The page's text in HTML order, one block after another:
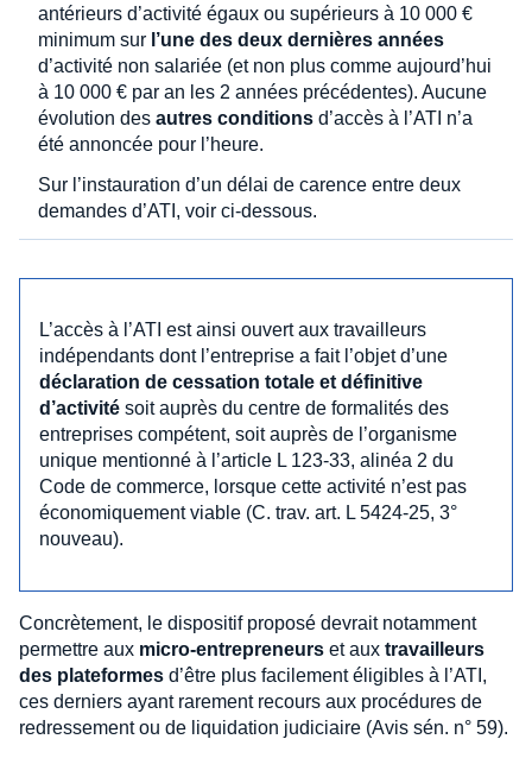
antérieurs d’activité égaux ou supérieurs à 10 000 €
minimum sur l’une des deux dernières années
d’activité non salariée (et non plus comme aujourd’hui
à 10 000 € par an les 2 années précédentes). Aucune
évolution des autres conditions d’accès à l’ATI n’a
été annoncée pour l’heure.
Sur l’instauration d’un délai de carence entre deux
demandes d’ATI, voir ci-dessous.
L’accès à l’ATI est ainsi ouvert aux travailleurs
indépendants dont l’entreprise a fait l’objet d’une
déclaration de cessation totale et définitive
d’activité soit auprès du centre de formalités des
entreprises compétent, soit auprès de l’organisme
unique mentionné à l’article L 123-33, alinéa 2 du
Code de commerce, lorsque cette activité n’est pas
économiquement viable (C. trav. art. L 5424-25, 3°
nouveau).
Concrètement, le dispositif proposé devrait notamment
permettre aux micro-entrepreneurs et aux travailleurs
des plateformes d’être plus facilement éligibles à l’ATI,
ces derniers ayant rarement recours aux procédures de
redressement ou de liquidation judiciaire (Avis sén. n° 59).